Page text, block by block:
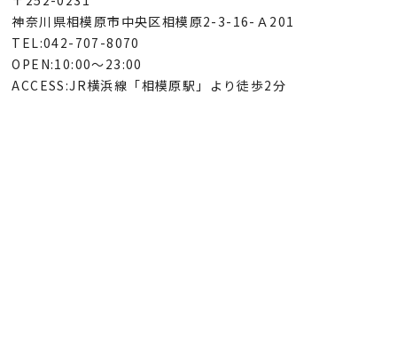
神奈川県相模原市中央区相模原2-3-16-Ａ201
TEL:042-707-8070
OPEN:10:00～23:00
ACCESS:JR横浜線「相模原駅」より徒歩2分